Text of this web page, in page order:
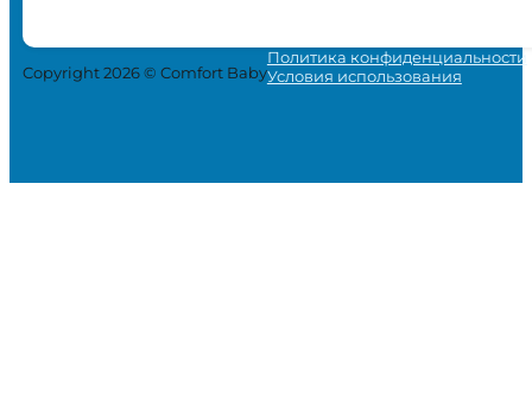
Copyright 2026 © Comfort Baby
Политика конфиденциальности
Условия использования